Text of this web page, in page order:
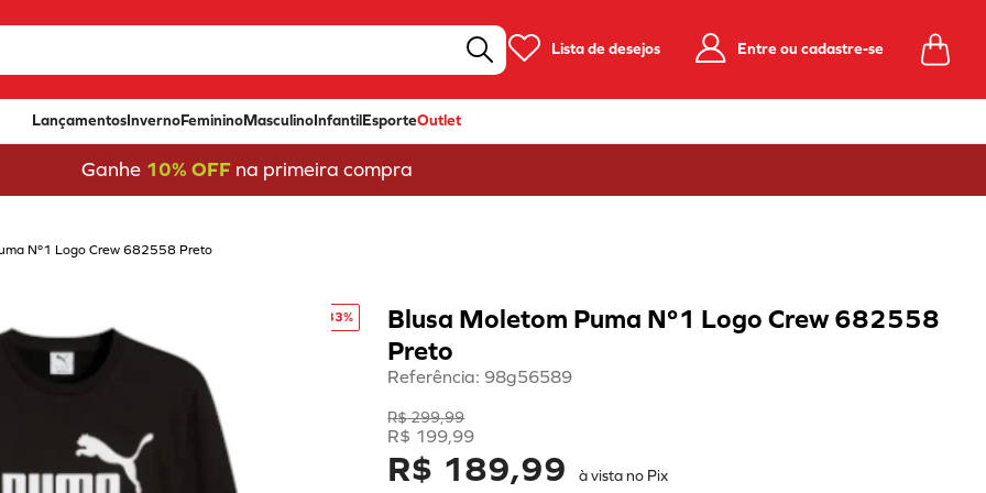
Lista de desejos Entre ou cadastre-se
LançamentosInvernoFemininoMasculinoInfantilEsporteOutlet
Ganhe 10% OFFna primeira compra
Nº1 Logo Crew 682558 Preto
33%
Blusa Moletom Puma Nº1 Logo Crew 682558
Preto
Referência: 98g56589
R$299,99
R$ 199,99
R$ 189,99
à vista no Pix